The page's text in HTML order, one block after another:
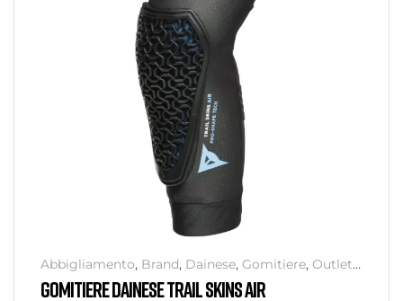
Abbigliamento, Brand, Dainese, Gomitiere, Outlet,
Protezioni Corpo,Senza categoria
GOMITIERE DAINESE TRAIL SKINS AIR